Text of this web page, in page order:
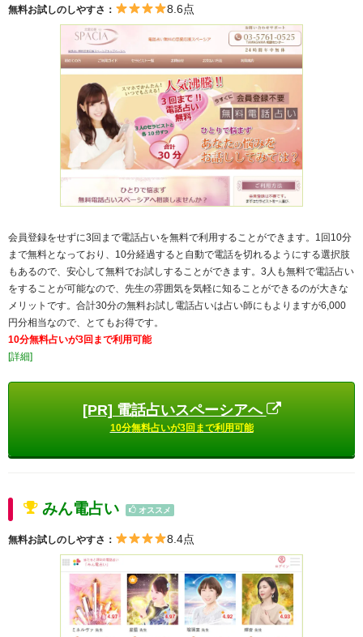
無料お試しのしやすさ： 8.6点
会員登録をせずに3回まで電話占いを無料で利用することができます。1回10分
まで無料となっており、10分経過すると自動で電話を切れるようにする選択肢
もあるので、安心して無料でお試しすることができます。3人も無料で電話占い
をすることが可能なので、先生の雰囲気を気軽に知ることができるのが大きな
メリットです。合計30分の無料お試し電話占いは占い師にもよりますが6,000
円分相当なので、とてもお得です。
10分無料占いが3回まで利用可能
[詳細]
[PR] 電話占いスペーシアへ
10分無料占いが3回まで利用可能
みん電占い オススメ
無料お試しのしやすさ： 8.4点